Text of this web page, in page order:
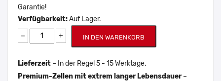
Garantie!
Verfügbarkeit:Auf Lager.
− + IN DEN WARENKORB
Lieferzeit – In der Regel 5 - 15 Werktage.
Premium-Zellen mit extrem langer Lebensdauer–